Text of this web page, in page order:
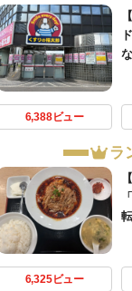
6,388ビュー
ラ
6,325ビュー